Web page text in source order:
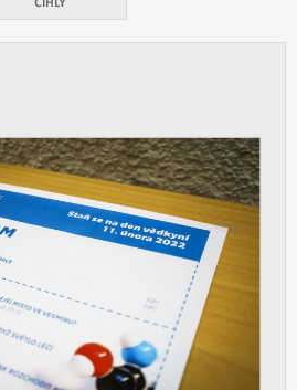
Zpravidla jde o
stran, které k
zobrazení
cílení obsahu podle
jde o
stran, které nám